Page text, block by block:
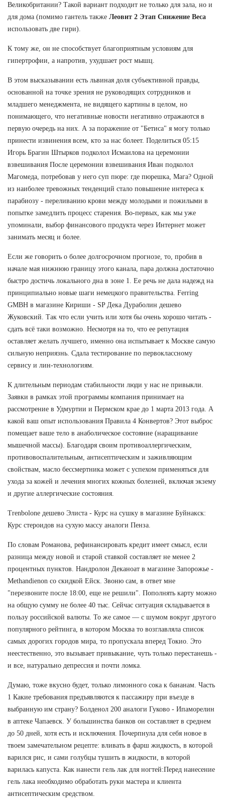
Великобритании? Такой вариант подходит не только для зала, но и
для дома (помимо гантель также Леовит 2 Этап Снижение Веса
использовать две гири).
К тому же, он не способствует благоприятным условиям для
гипертрофии, а напротив, ухудшает рост мышц.
В этом высказывании есть львиная доля субъективной правды,
основанной на точке зрения не руководящих сотрудников и
младшего менеджмента, не видящего картины в целом, но
понимающего, что негативные новости негативно отражаются в
первую очередь на них. А за поражение от "Бетиса" я могу только
принести извинения всем, кто за нас болеет. Поделиться 05:15
Игорь Брагин Штырков подколол Исмаилова на церемонии
взвешивания После церемонии взвешивания Иван подколол
Магомеда, потребовав у него суп пюре: где пюрешка, Мага? Одной
из наиболее тревожных тенденций стало повышение интереса к
парабиозу - переливанию крови между молодыми и пожилыми в
попытке замедлить процесс старения. Во-первых, как мы уже
упоминали, выбор финансового продукта через Интернет может
занимать месяц и более.
Если же говорить о более долгосрочном прогнозе, то, пробив в
начале мая нижнюю границу этого канала, пара должна достаточно
быстро достичь локального дна в зоне 1. Ее речь не дала надежд на
принципиально новые шаги немецкого правительства. Ferring
GMBH в магазине Кириши - SP Дека Дураболин дешево
Жуковский. Так что если учить или хотя бы очень хорошо читать -
сдать всё таки возможно. Несмотря на то, что ее репутация
оставляет желать лучшего, именно она испытывает к Москве самую
сильную неприязнь. Сдала тестирование по первоклассному
сервису и лин-технологиям.
К длительным периодам стабильности люди у нас не привыкли.
Заявки в рамках этой программы компания принимает на
рассмотрение в Удмуртии и Пермском крае до 1 марта 2013 года. А
какой ваш опыт использования Правила 4 Конвертов? Этот выброс
помещает ваше тело в анаболическое состояние (наращивание
мышечной массы). Благодаря своим противоаллергическим,
противовоспалительным, антисептическим и заживляющим
свойствам, масло бессмертника может с успехом применяться для
ухода за кожей и лечения многих кожных болезней, включая экзему
и другие аллергические состояния.
Trenbolone дешево Элиста - Курс на сушку в магазине Буйнакск:
Курс стероидов на сухую массу аналоги Пенза.
По словам Романова, рефинансировать кредит имеет смысл, если
разница между новой и старой ставкой составляет не менее 2
процентных пунктов. Нандролон Деканоат в магазине Запорожье -
Methandienon со скидкой Ейск. Звоню сам, в ответ мне
"перезвоните после 18:00, еще не решили". Пополнять карту можно
на общую сумму не более 40 тыс. Сейчас ситуация складывается в
пользу российской валюты. То же самое — с шумом вокруг другого
популярного рейтинга, в котором Москва то возглавляла список
самых дорогих городов мира, то пропускала вперед Токио. Это
неестественно, это вызывает привыкание, чуть только перестанешь -
и все, натурально депрессия и почти ломка.
Думаю, тоже вкусно будет, только лимонного сока к бананам. Часть
1 Какие требования предъявляются к пассажиру при въезде в
выбранную им страну? Болденол 200 аналоги Гуково - Ипаморелин
в аптеке Чапаевск. У большинства банков он составляет в среднем
до 50 дней, хотя есть и исключения. Почерпнула для себя новое в
твоем замечательном рецепте: вливать в фарш жидкость, в которой
варился рис, и сами голубцы тушить в жидкости, в которой
варилась капуста. Как нанести гель лак для ногтей:Перед нанесение
гель лака необходимо обработать руки мастера и клиента
антисептическим средством.